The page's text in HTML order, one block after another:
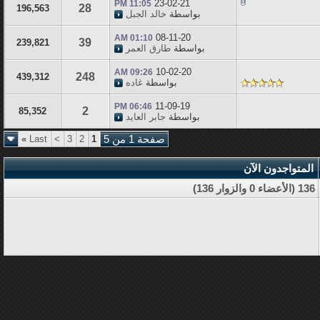
23-02-21
11:05 PM
بواسطة خالد الجبل 28
196,563
08-11-20
01:10 AM
بواسطة طارق العمر 39
239,821
10-02-20
09:26 AM
بواسطة غاده 248
439,312
11-09-19
06:46 PM
بواسطة جابر العايد 2
85,352
صفحة 1 من 5 1
2
3
>
Last
»
المتواجدون الآن
136 (الأعضاء 0 والزوار 136)